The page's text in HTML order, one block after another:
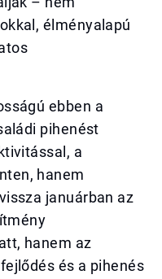
élményalapú
ebben a
pihenést
a
hanem
januárban az
hanem az
és a pihenés